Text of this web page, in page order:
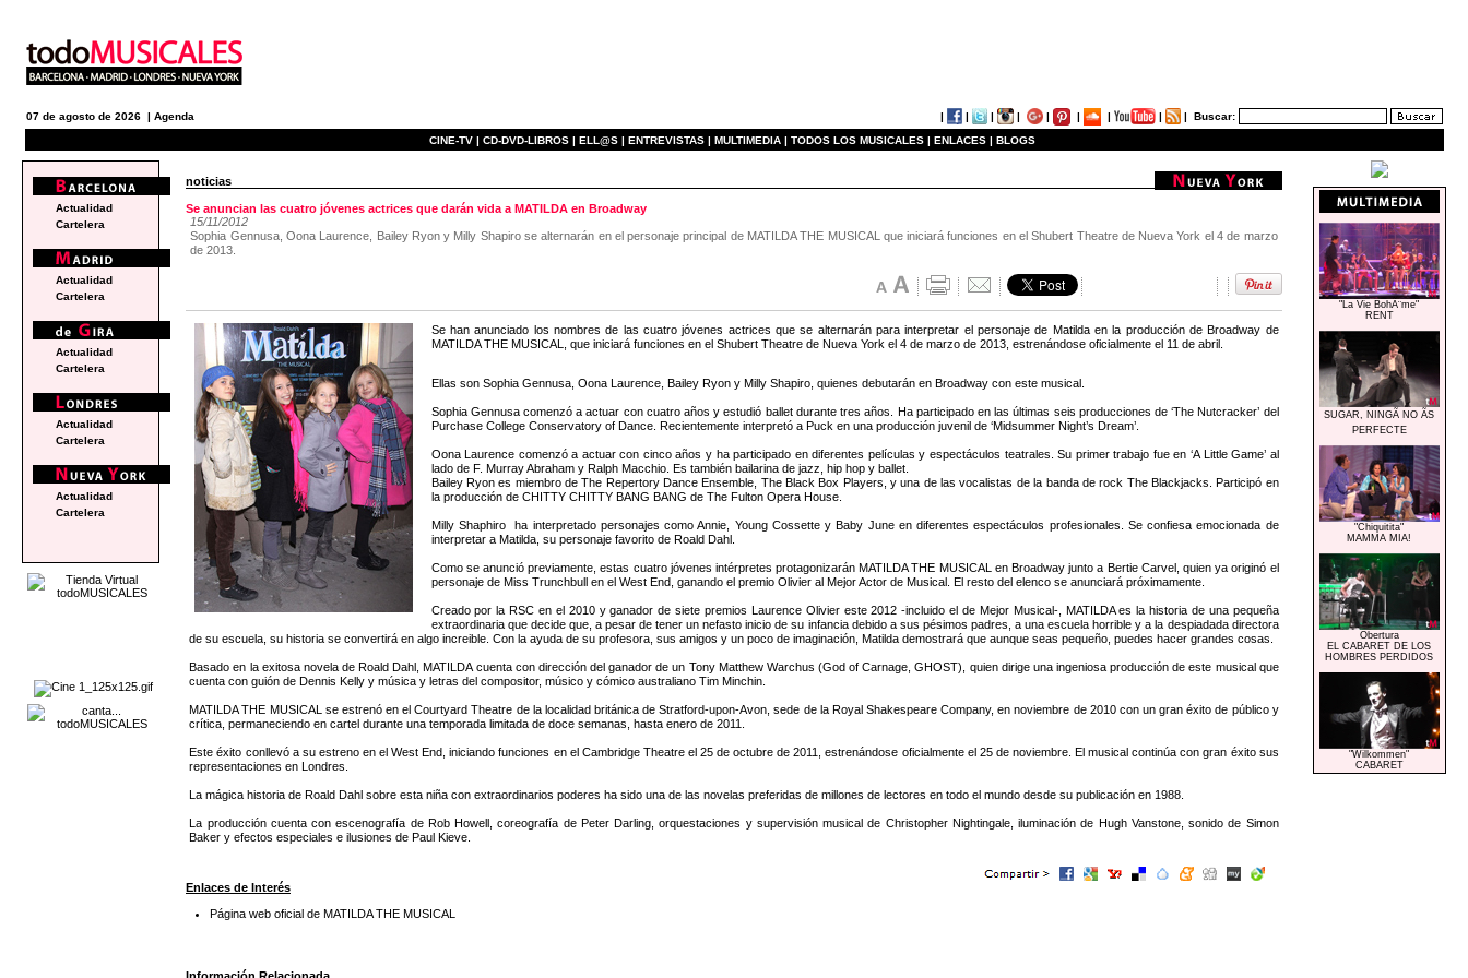
07 de agosto de 2026 | Agenda | | | | | | | | | Buscar:
CINE-TV | CD-DVD-LIBROS | ELL@S | ENTREVISTAS | MULTIMEDIA | TODOS LOS MUSICALES | ENLACES | BLOGS
noticias
Se anuncian las cuatro jóvenes actrices que darán vida a MATILDA en Broadway
15/11/2012
Sophia Gennusa, Oona Laurence, Bailey Ryon y Milly Shapiro se alternarán en el personaje principal de MATILDA THE MUSICAL que iniciará funciones en el Shubert Theatre de Nueva York el 4 de marzo
de 2013.
Se han anunciado los nombres de las cuatro jóvenes actrices que se alternarán para interpretar el personaje de Matilda en la producción de Broadway de
MATILDA THE MUSICAL, que iniciará funciones en el Shubert Theatre de Nueva York el 4 de marzo de 2013, estrenándose oficialmente el 11 de abril.
Ellas son Sophia Gennusa, Oona Laurence, Bailey Ryon y Milly Shapiro, quienes debutarán en Broadway con este musical.
Sophia Gennusa comenzó a actuar con cuatro años y estudió ballet durante tres años. Ha participado en las últimas seis producciones de ‘The Nutcracker’ del
Purchase College Conservatory of Dance. Recientemente interpretó a Puck en una producción juvenil de ‘Midsummer Night’s Dream’.
Oona Laurence comenzó a actuar con cinco años y ha participado en diferentes películas y espectáculos teatrales. Su primer trabajo fue en ‘A Little Game’ al
lado de F. Murray Abraham y Ralph Macchio. Es también bailarina de jazz, hip hop y ballet.
Bailey Ryon es miembro de The Repertory Dance Ensemble, The Black Box Players, y una de las vocalistas de la banda de rock The Blackjacks. Participó en
la producción de CHITTY CHITTY BANG BANG de The Fulton Opera House.
Milly Shaphiro ha interpretado personajes como Annie, Young Cossette y Baby June en diferentes espectáculos profesionales. Se confiesa emocionada de
interpretar a Matilda, su personaje favorito de Roald Dahl.
Como se anunció previamente, estas cuatro jóvenes intérpretes protagonizarán MATILDA THE MUSICAL en Broadway junto a Bertie Carvel, quien ya originó el
personaje de Miss Trunchbull en el West End, ganando el premio Olivier al Mejor Actor de Musical. El resto del elenco se anunciará próximamente.
Creado por la RSC en el 2010 y ganador de siete premios Laurence Olivier este 2012 -incluido el de Mejor Musical-, MATILDA es la historia de una pequeña
extraordinaria que decide que, a pesar de tener un nefasto inicio de su infancia debido a sus pésimos padres, a una escuela horrible y a la despiadada directora
de su escuela, su historia se convertirá en algo increible. Con la ayuda de su profesora, sus amigos y un poco de imaginación, Matilda demostrará que aunque seas pequeño, puedes hacer grandes cosas.
Basado en la exitosa novela de Roald Dahl, MATILDA cuenta con dirección del ganador de un Tony Matthew Warchus (God of Carnage, GHOST), quien dirige una ingeniosa producción de este musical que
cuenta con guión de Dennis Kelly y música y letras del compositor, músico y cómico australiano Tim Minchin.
MATILDA THE MUSICAL se estrenó en el Courtyard Theatre de la localidad británica de Stratford-upon-Avon, sede de la Royal Shakespeare Company, en noviembre de 2010 con un gran éxito de público y
crítica, permaneciendo en cartel durante una temporada limitada de doce semanas, hasta enero de 2011.
Este éxito conllevó a su estreno en el West End, iniciando funciones en el Cambridge Theatre el 25 de octubre de 2011, estrenándose oficialmente el 25 de noviembre. El musical continúa con gran éxito sus
representaciones en Londres.
La mágica historia de Roald Dahl sobre esta niña con extraordinarios poderes ha sido una de las novelas preferidas de millones de lectores en todo el mundo desde su publicación en 1988.
La producción cuenta con escenografía de Rob Howell, coreografía de Peter Darling, orquestaciones y supervisión musical de Christopher Nightingale, iluminación de Hugh Vanstone, sonido de Simon
Baker y efectos especiales e ilusiones de Paul Kieve.
Enlaces de Interés
Página web oficial de MATILDA THE MUSICAL
Actualidad
Cartelera
Actualidad
Cartelera
Actualidad
Cartelera
Actualidad
Cartelera
Actualidad
Cartelera
"La Vie BohÃ¨me"
RENT
SUGAR, NINGÃ NO ÃS
PERFECTE
"Chiquitita"
MAMMA MIA!
Obertura
EL CABARET DE LOS
HOMBRES PERDIDOS
"Wilkommen"
CABARET